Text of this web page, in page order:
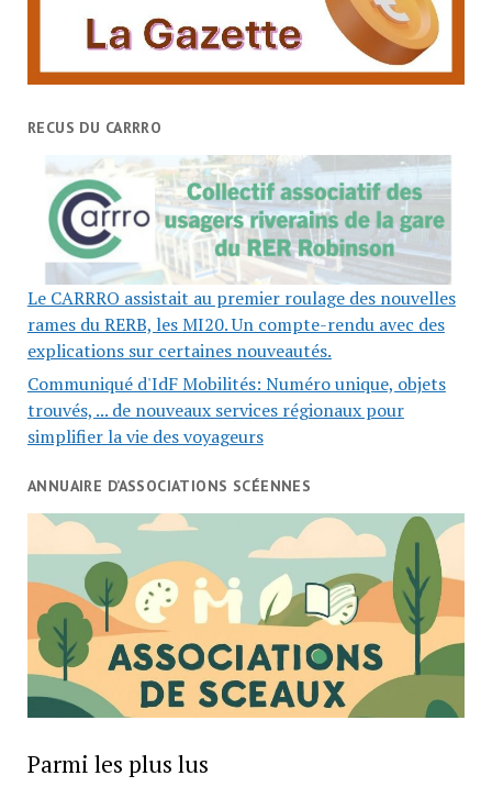
RECUS DU CARRRO
Le CARRRO assistait au premier roulage des nouvelles
rames du RERB, les MI20. Un compte-rendu avec des
explications sur certaines nouveautés.
Communiqué d'IdF Mobilités: Numéro unique, objets
trouvés, ... de nouveaux services régionaux pour
simplifier la vie des voyageurs
ANNUAIRE D’ASSOCIATIONS SCÉENNES
Parmi les plus lus